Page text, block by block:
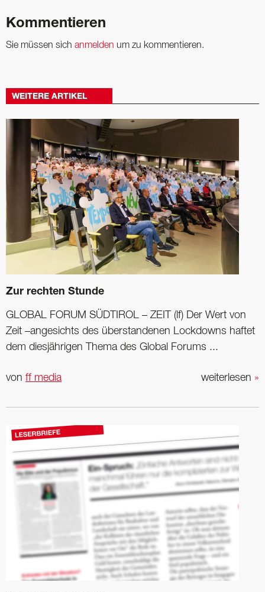
Kommentieren
Sie müssen sich anmelden um zu kommentieren.
WEITERE ARTIKEL
Zur rechten Stunde
GLOBAL FORUM SÜDTIROL – ZEIT (lf) Der Wert von
Zeit –angesichts des überstandenen Lockdowns haftet
dem diesjährigen Thema des Global Forums ...
weiterlesen »
von ff media